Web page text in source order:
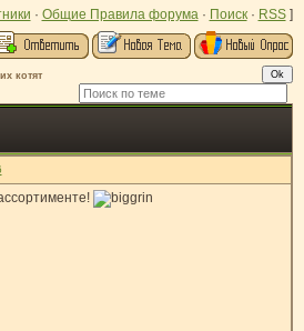
· Общие Правила форума· Поиск· RSS]
котят